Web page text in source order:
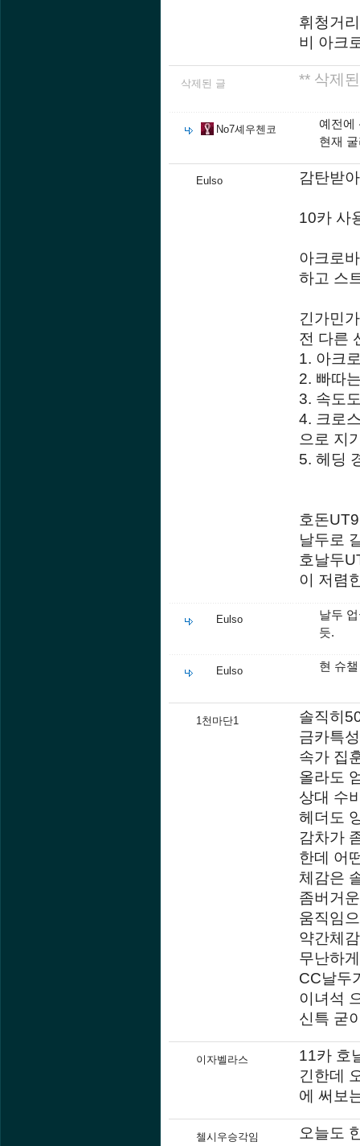
휘청거
비 아크
삭제된 글 ** 삭제
No7셰우첸코
예전에
현재
Eulso 감탄받
10카 사
아크로
하고 스
긴가민
전 다른
1. 아크
2. 빠따
3. 속도
4. 크로
으로 지
5. 헤딩
호돈
날두로
호날두
이 저렴
Eulso
날두
듯.
Eulso 현 슈챌
1천마단1
솔직히
금카특
속가 집
올라도
상대 수
헤더도
감차가
한데 어
체감은
좀버거
움직임
약간체
무난하
CC날두
이녀석
신특 굳
이자벨라스
11카 호
긴한데
에 써보
첼시우승각임 오늘도